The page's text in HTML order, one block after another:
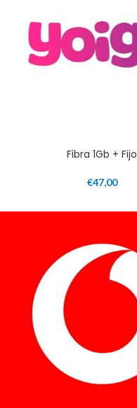
Fibra 1Gb + Fijo
€47,00